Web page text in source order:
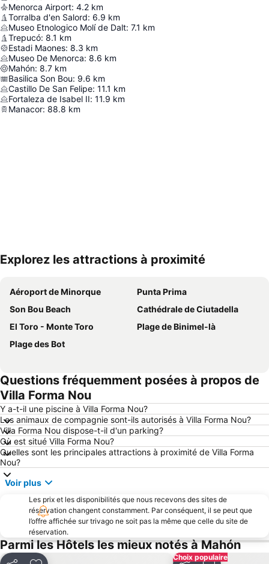
Menorca Airport: 4.2 km
Torralba d'en Salord: 6.9 km
Museo Etnologico Molí de Dalt: 7.1 km
Trepucó: 8.1 km
Estadi Maones: 8.3 km
Museo De Menorca: 8.6 km
Mahón: 8.7 km
Basilica Son Bou: 9.6 km
Castillo De San Felipe: 11.1 km
Fortaleza de Isabel II: 11.9 km
Manacor: 88.8 km
Explorez les attractions à proximité
Aéroport de Minorque
Punta Prima
Son Bou Beach
Cathédrale de Ciutadella
El Toro - Monte Toro
Plage de Binimel-là
Plage des Bot
Questions fréquemment posées à propos de
Villa Forma Nou
Y a-t-il une piscine à Villa Forma Nou?
Les animaux de compagnie sont-ils autorisés à Villa Forma Nou?
Villa Forma Nou dispose-t-il d'un parking?
Où est situé Villa Forma Nou?
Quelles sont les principales attractions à proximité de Villa Forma
Nou?
Voir plus
Les prix et les disponibilités que nous recevons des sites de
réservation changent constamment. Par conséquent, il se peut que
l’offre affichée sur trivago ne soit pas la même que celle du site de
réservation.
Parmi les Hôtels les mieux notés à Mahón
Choix populaire